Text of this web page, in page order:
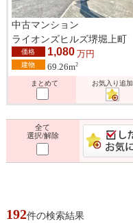
中古マンション
ライオンズヒルズ堺堀上町
価格 1,080 万円
建物 69.26m2
まとめて お気入り追加
全て
選択/解除
192件の検索結果